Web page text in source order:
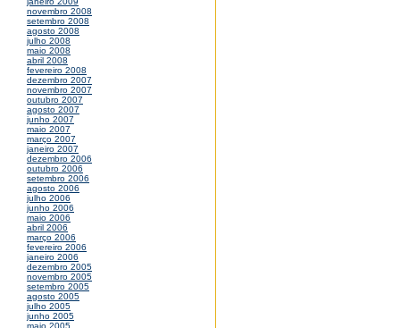
novembro 2008
setembro 2008
agosto 2008
julho 2008
maio 2008
abril 2008
fevereiro 2008
dezembro 2007
novembro 2007
outubro 2007
agosto 2007
junho 2007
maio 2007
março 2007
janeiro 2007
dezembro 2006
outubro 2006
setembro 2006
agosto 2006
julho 2006
junho 2006
maio 2006
abril 2006
março 2006
fevereiro 2006
janeiro 2006
dezembro 2005
novembro 2005
setembro 2005
agosto 2005
julho 2005
junho 2005